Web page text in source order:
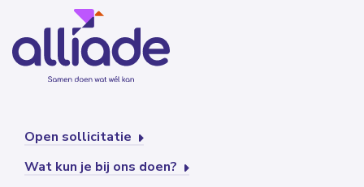
Open sollicitatie
Wat kun je bij ons doen?